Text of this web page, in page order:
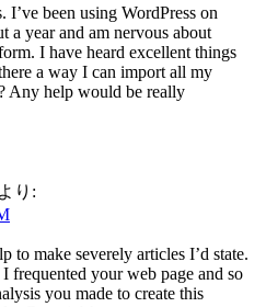
I’ve been using WordPress on
a year and am nervous about
I have heard excellent things
a way I can import all my
Any help would be really
より:
to make severely articles I’d state.
frequented your web page and so
you made to create this